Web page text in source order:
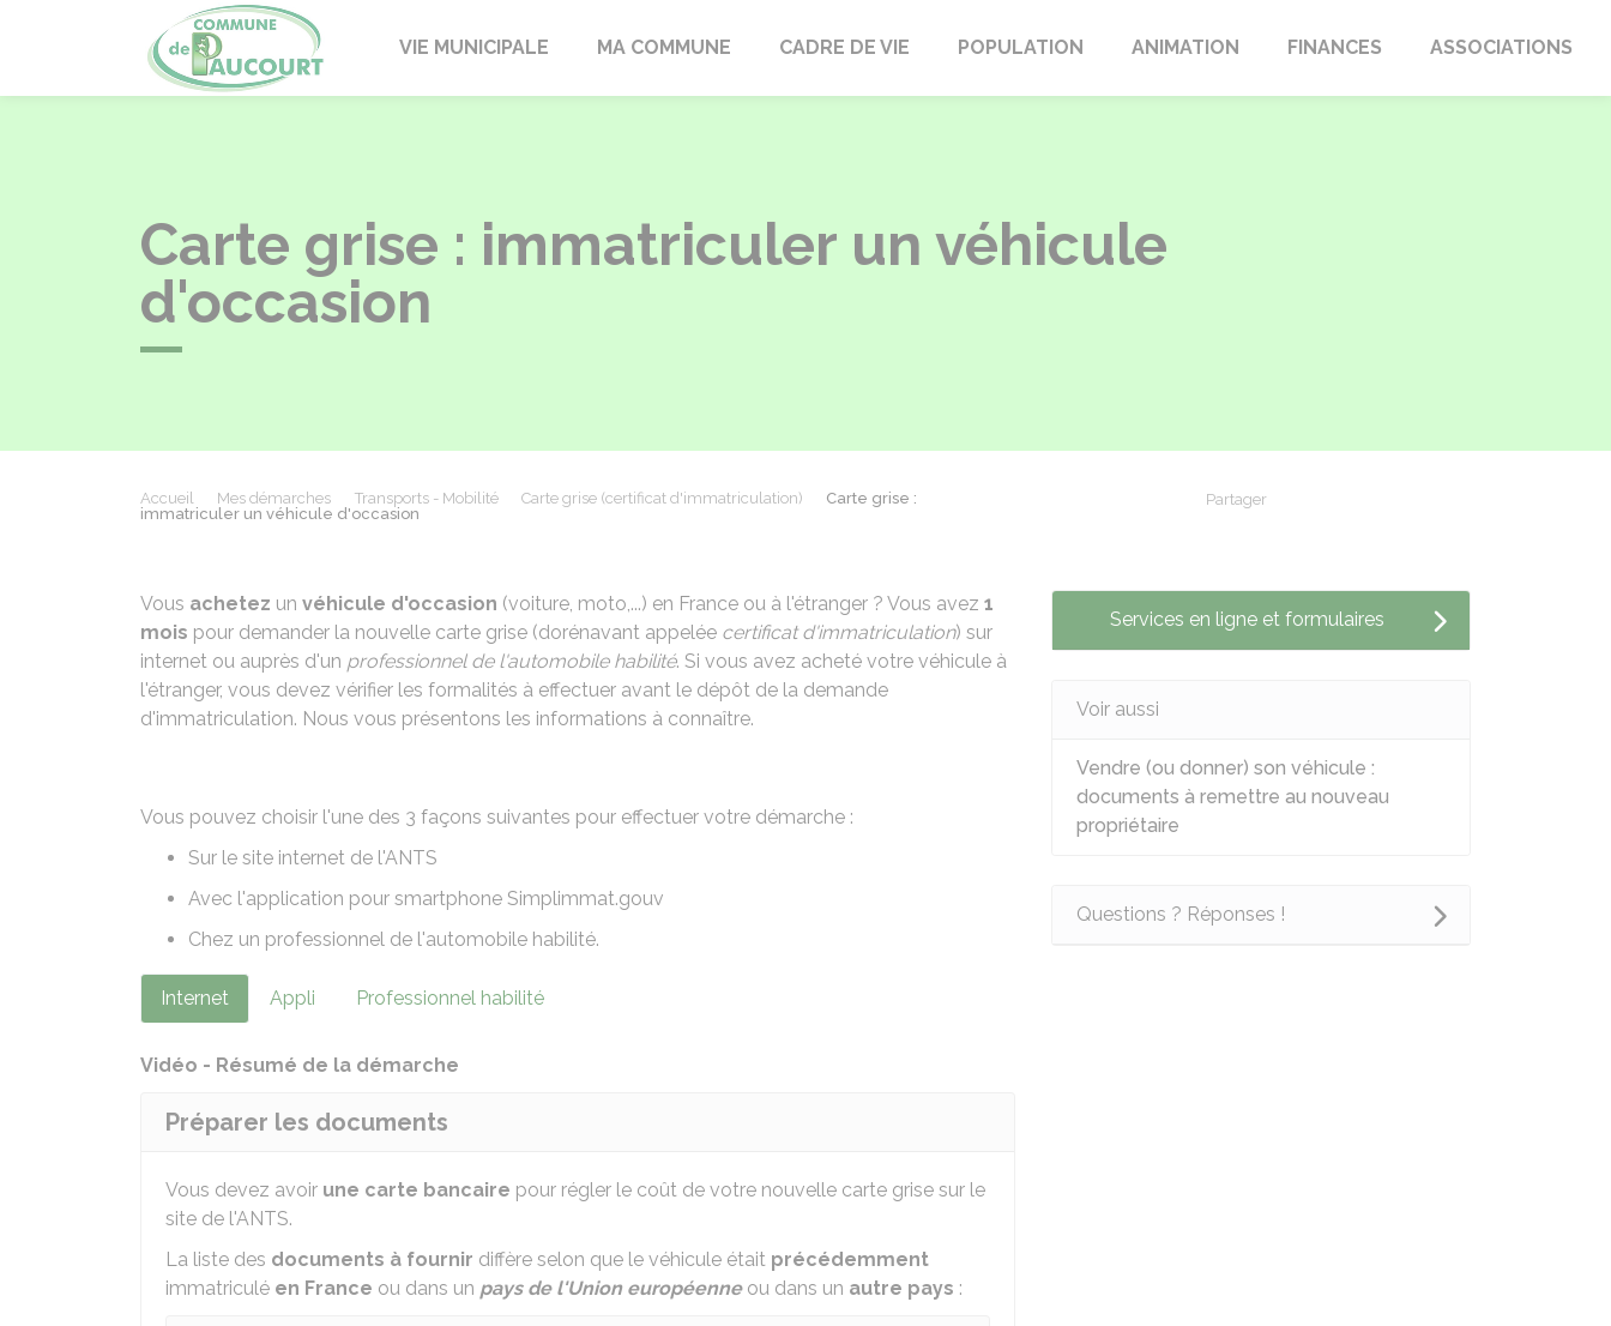
PaucourtVIE MUNICIPALE MA COMMUNE CADRE DE VIE POPULATION ANIMATION FINANCES ASSOCIATIONS
Carte grise : immatriculer un véhicule
d'occasion
Accueil Mes démarches Transports - Mobilité Carte grise (certificat d'immatriculation)
Carte grise :
immatriculer un véhicule d'occasion
Partager
Vous achetez un véhicule d'occasion (voiture, moto,...) en France ou à l'étranger ? Vous avez 1
mois pour demander la nouvelle carte grise (dorénavant appelée certificat d'immatriculation) sur
internet ou auprès d'un professionnel de l'automobile habilité. Si vous avez acheté votre véhicule à
l'étranger, vous devez vérifier les formalités à effectuer avant le dépôt de la demande
d'immatriculation. Nous vous présentons les informations à connaître.
Vous pouvez choisir l'une des 3 façons suivantes pour effectuer votre démarche :
Sur le site internet de l'ANTS
Avec l'application pour smartphone Simplimmat.gouv
Chez un professionnel de l'automobile habilité.
Internet Appli Professionnel habilité
Vidéo - Résumé de la démarche
Préparer les documents
Vous devez avoir une carte bancaire pour régler le coût de votre nouvelle carte grise sur le
site de l'ANTS.
La liste des documents à fournir diffère selon que le véhicule était précédemment
immatriculé en France ou dans un pays de l'Union européenneou dans un autre pays :
Services en ligne et formulaires
Voir aussi
Vendre (ou donner) son véhicule :
documents à remettre au nouveau
propriétaire
Questions ? Réponses !